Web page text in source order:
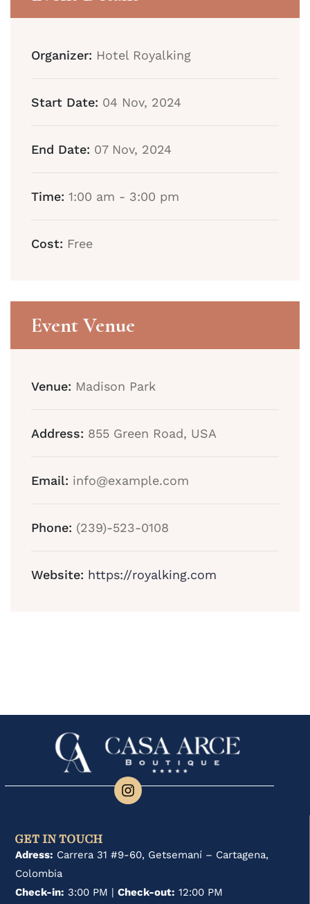
Organizer: Hotel Royalking
Start Date: 04 Nov, 2024
End Date: 07 Nov, 2024
Time: 1:00 am - 3:00 pm
Cost: Free
Event Venue
Venue: Madison Park
Address: 855 Green Road, USA
Email: info@example.com
Phone: (239)-523-0108
Website: https://royalking.com
GET IN TOUCH
Adress: Carrera 31 #9-60, Getsemaní – Cartagena,
Colombia
Check-in: 3:00 PM | Check-out: 12:00 PM